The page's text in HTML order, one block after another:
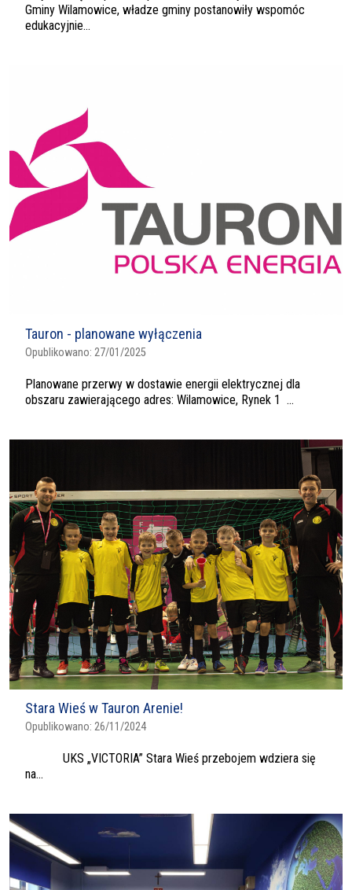
Gminy Wilamowice, władze gminy postanowiły wspomóc
edukacyjnie...
Tauron - planowane wyłączenia
Opublikowano: 27/01/2025
Planowane przerwy w dostawie energii elektrycznej dla
obszaru zawierającego adres: Wilamowice, Rynek 1 ...
Stara Wieś w Tauron Arenie!
Opublikowano: 26/11/2024
UKS „VICTORIA” Stara Wieś przebojem wdziera się
na...